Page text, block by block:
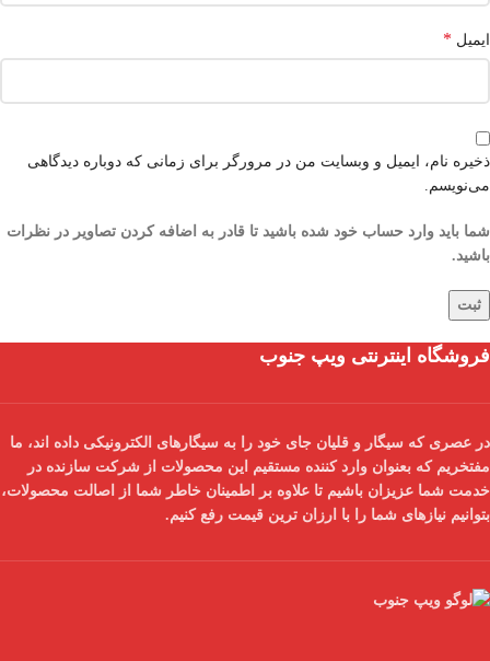
ایمیل *
ذخیره نام، ایمیل و وبسایت من در مرورگر برای زمانی که دوباره دیدگاهی
می‌نویسم.
شما باید وارد حساب خود شده باشید تا قادر به اضافه کردن تصاویر در نظرات
باشید.
فروشگاه اینترنتی ویپ جنوب
در عصری که سیگار و قلیان جای خود را به سیگارهای الکترونیکی داده اند، ما
مفتخریم که بعنوان وارد کننده مستقیم این محصولات از شرکت سازنده در
خدمت شما عزیزان باشیم تا علاوه بر اطمینان خاطر شما از
اصالت محصولات،
بتوانیم نیازهای شما را با ارزان ترین قیمت رفع کنیم.